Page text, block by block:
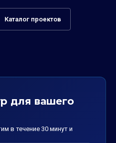
Каталог проектов
для вашего
в течение 30 минут и